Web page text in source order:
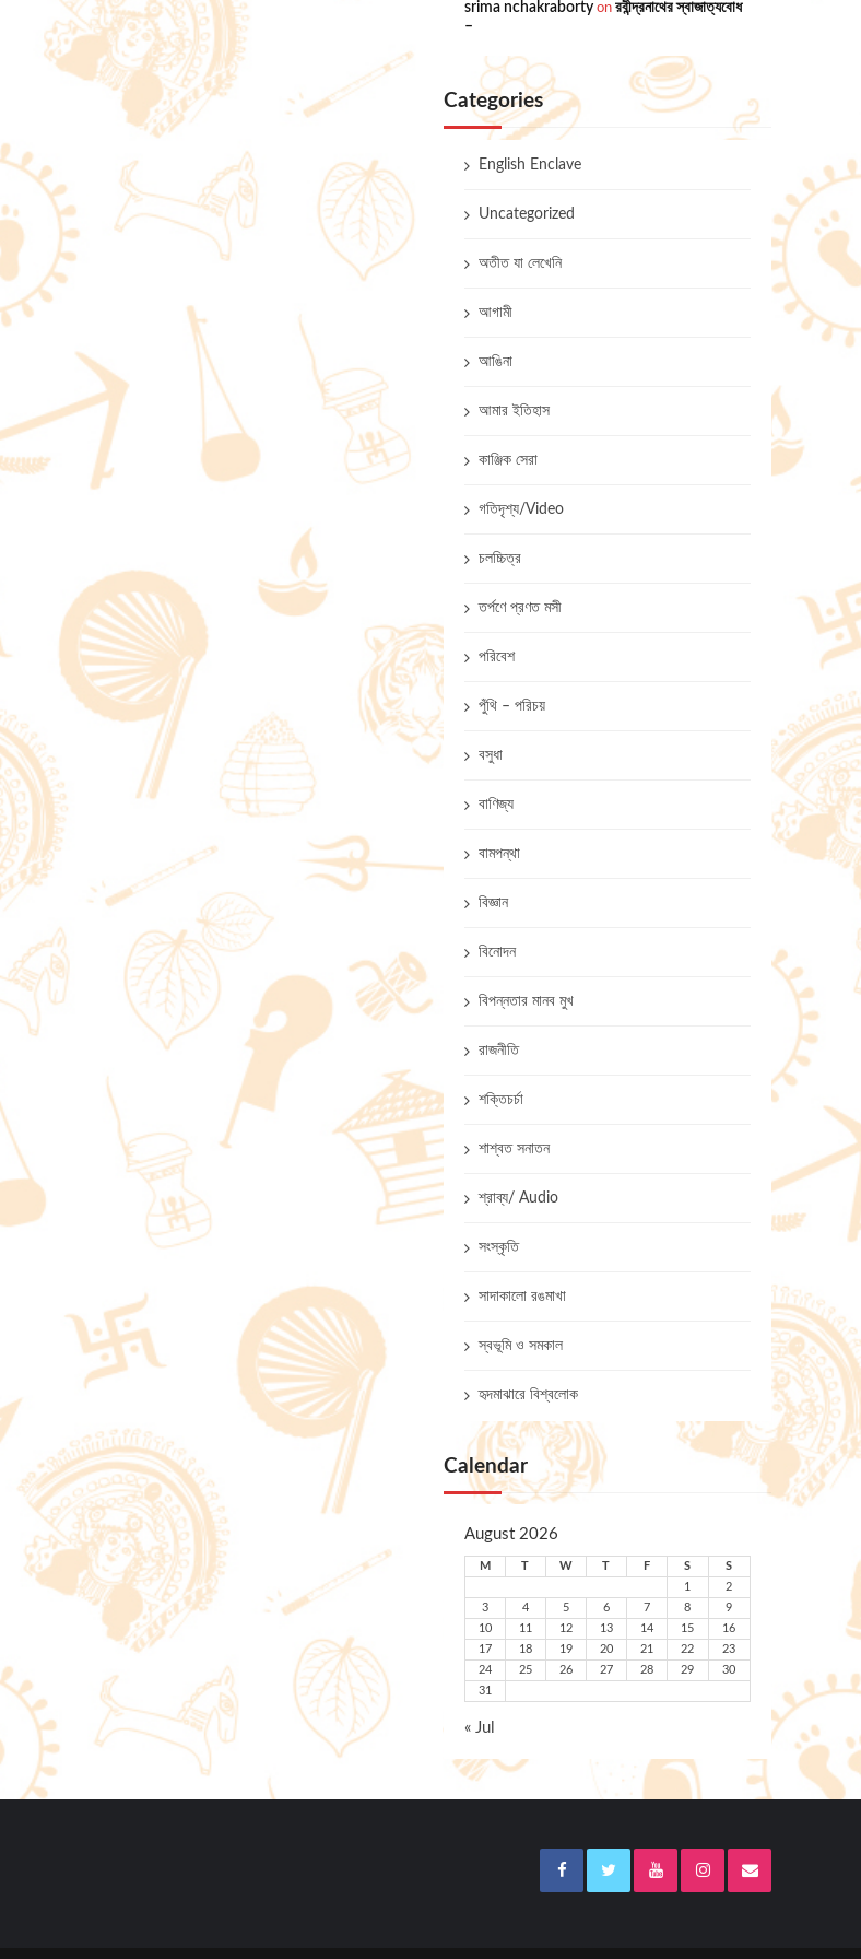
srima nchakrabortyon রবীন্দ্রনাথের স্বাজাত্যবোধ
–
Categories
English Enclave
Uncategorized
অতীত যা লেখেনি
আগামী
আঙিনা
আমার ইতিহাস
কাঞ্জিক সেরা
গতিদৃশ্য/Video
চলচ্চিত্র
তর্পণে প্রণত মসী
পরিবেশ
পুঁথি – পরিচয়
বসুধা
বাণিজ্য
বামপন্থা
বিজ্ঞান
বিনোদন
বিপন্নতার মানব মুখ
রাজনীতি
শক্তিচর্চা
শাশ্বত সনাতন
শ্রাব্য/ Audio
সংস্কৃতি
সাদাকালো রঙমাখা
স্বভূমি ও সমকাল
হৃদমাঝারে বিশ্বলোক
Calendar
August 2026
M W F S
S
1
2
3
4 5 6 7 8
9
10
11 12 13 14 15
16
17
18 19 20 21 22
23
24
25 26 27 28 29
30
31
« Jul